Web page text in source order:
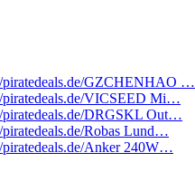
piratedeals.de/GZCHENHAO …
piratedeals.de/VICSEED Mi…
piratedeals.de/DRGSKL Out…
piratedeals.de/Robas Lund…
piratedeals.de/Anker 240W…